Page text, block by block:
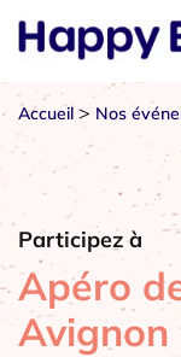
Accueil > Nos
Participez à
Apéro
Avignon